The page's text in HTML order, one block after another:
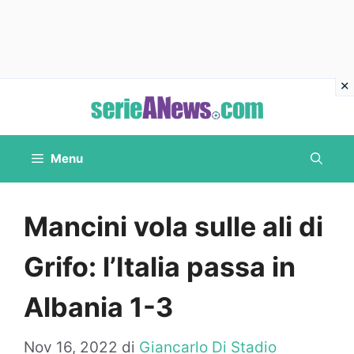
contenuto
Menu
Mancini vola sulle ali di
Grifo: l’Italia passa in
Albania 1-3
Nov 16, 2022 di Giancarlo Di Stadio